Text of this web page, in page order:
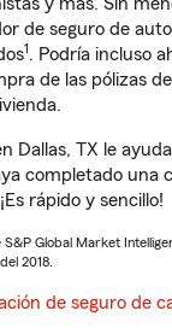
de seguro de
1. Podría incluso
de las pólizas
Dallas, TX le
completado una
rápido y sencillo!
S&P Global Market
2018.
de seguro de